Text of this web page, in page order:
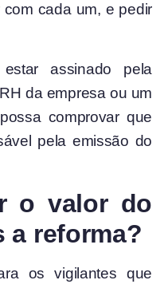
com cada um, e pedir
assinado pela
da empresa ou um
comprovar que
pela emissão do
o valor do
a reforma?
os vigilantes que